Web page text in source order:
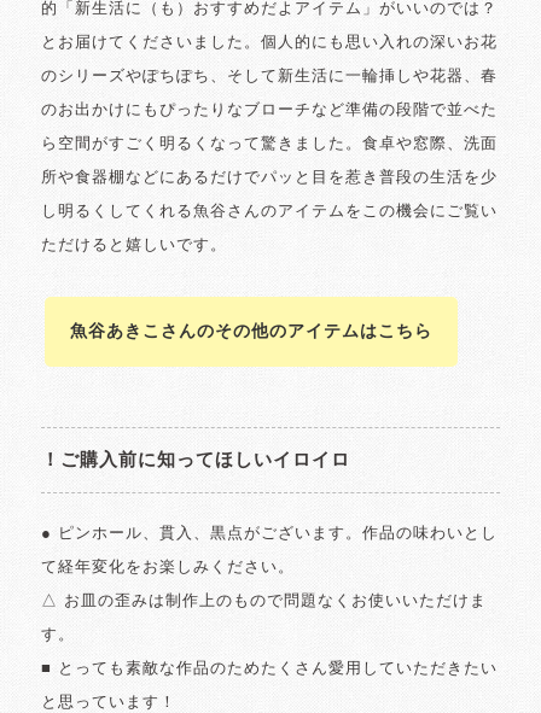
的「新生活に（も）おすすめだよアイテム」がいいのでは？
とお届けてくださいました。個人的にも思い入れの深いお花
のシリーズやぽちぽち、そして新生活に一輪挿しや花器、春
のお出かけにもぴったりなブローチなど準備の段階で並べた
ら空間がすごく明るくなって驚きました。食卓や窓際、洗面
所や食器棚などにあるだけでパッと目を惹き普段の生活を少
し明るくしてくれる魚谷さんのアイテムをこの機会にご覧い
ただけると嬉しいです。
魚谷あきこさんのその他のアイテムはこちら
！ご購入前に知ってほしいイロイロ
● ピンホール、貫入、黒点がございます。作品の味わいとし
て経年変化をお楽しみください。
△ お皿の歪みは制作上のもので問題なくお使いいただけま
す。
■ とっても素敵な作品のためたくさん愛用していただきたい
と思っています！